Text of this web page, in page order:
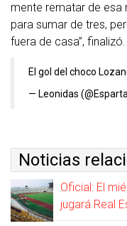
mente rematar de esa
para sumar de tres,
fuera de casa”,
El gol del choco
— Leonidas
Noticias
Oficial: El
jugará Real